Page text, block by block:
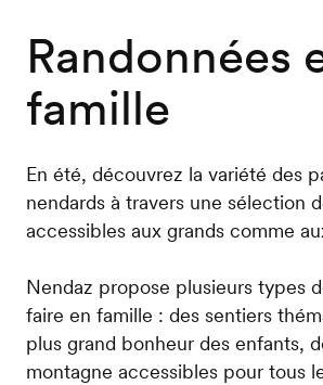
Randonnées
famille
En été, découvrez la variété des
nendards à travers une sélection
accessibles aux grands comme
Nendaz propose plusieurs types
faire en famille : des sentiers
plus grand bonheur des enfants,
montagne accessibles pour tous